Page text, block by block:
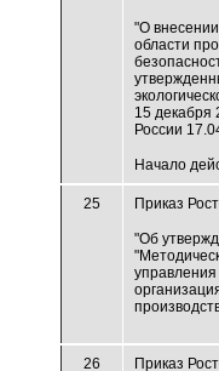
"О
области
15 декабря
России
Начало
25 Приказ
"Об
26 Приказ